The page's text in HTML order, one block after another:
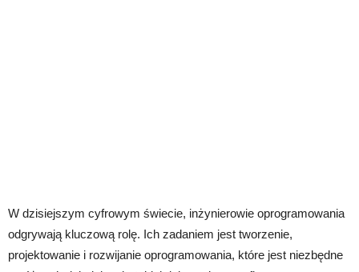
W dzisiejszym cyfrowym świecie, inżynierowie oprogramowania
odgrywają kluczową rolę. Ich zadaniem jest tworzenie,
projektowanie i rozwijanie oprogramowania, które jest niezbędne